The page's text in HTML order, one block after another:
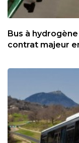
Bus à
contrat majeur